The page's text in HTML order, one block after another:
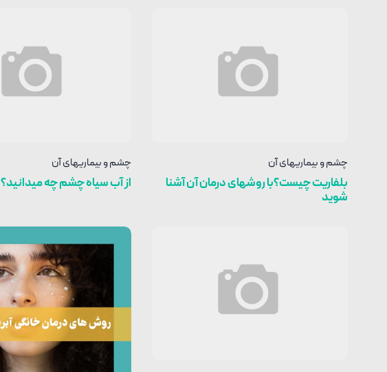
چشم و بیماریهای آن
بلفاریت چیست؟با روشهای درمان آن آشنا
شوید
چشم و بیماریهای آن
از آب سیاه چشم چه میدانید؟